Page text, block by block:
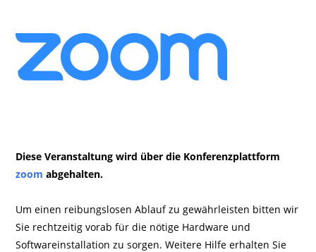
Diese Veranstaltung wird über die Konferenzplattform
zoom abgehalten.
Um einen reibungslosen Ablauf zu gewährleisten bitten wir
Sie rechtzeitig vorab für die nötige Hardware und
Softwareinstallation zu sorgen. Weitere Hilfe erhalten Sie